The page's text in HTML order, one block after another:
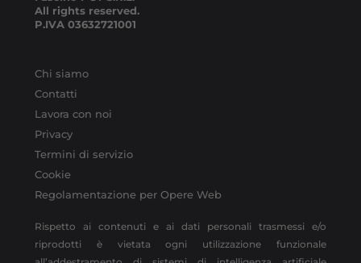
All rights reserved.
P.IVA 03632721001
Chi siamo
Contatti
Lavora con noi
Privacy
Termini di servizio
Cookie
Regolamentazione per Opere Web
Rispetto ai contenuti e ai dati personali trasmessi e/o
riprodotti è vietata ogni utilizzazione funzionale